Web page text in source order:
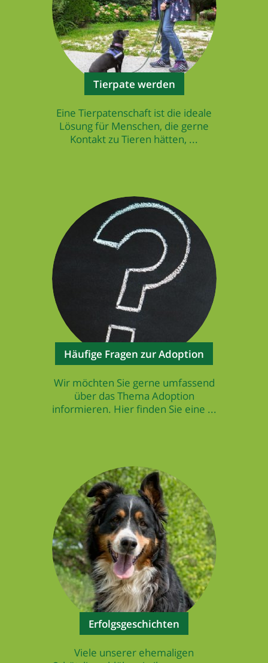
Tierpate werden
Eine Tierpatenschaft ist die ideale
Lösung für Menschen, die gerne
Kontakt zu Tieren hätten, ...
Häufige Fragen zur Adoption
Wir möchten Sie gerne umfassend
über das Thema Adoption
informieren. Hier finden Sie eine ...
Erfolgsgeschichten
Viele unserer ehemaligen